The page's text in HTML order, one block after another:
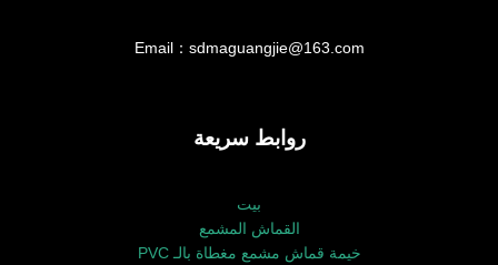
Email：sdmaguangjie@163.com
روابط سريعة
بيت
القماش المشمع
خيمة قماش مشمع مغطاة بالـ PVC